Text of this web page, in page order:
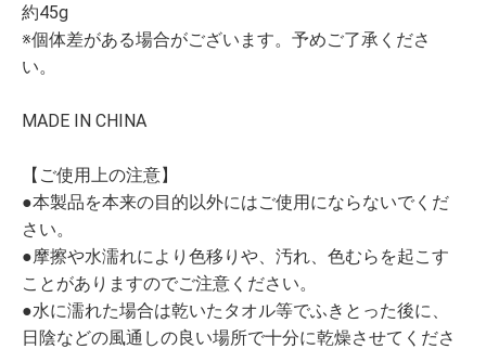
約45g
※個体差がある場合がございます。予めご了承くださ
い。
MADE IN CHINA
【ご使用上の注意】
●本製品を本来の目的以外にはご使用にならないでくだ
さい。
●摩擦や水濡れにより色移りや、汚れ、色むらを起こす
ことがありますのでご注意ください。
●水に濡れた場合は乾いたタオル等でふきとった後に、
日陰などの風通しの良い場所で十分に乾燥させてくださ